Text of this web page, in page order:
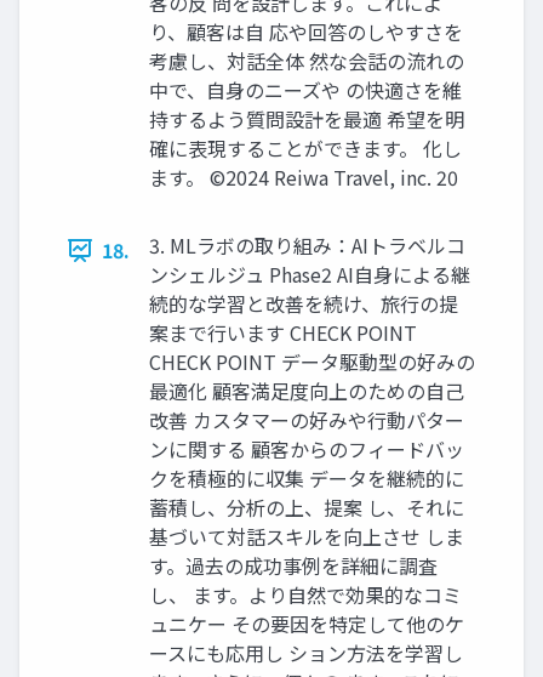
り、顧客は⾃ 応や回答のしやすさを
考慮し、対話全体 然な会話の流れの
中で、⾃⾝のニーズや の快適さを維
持するよう質問設計を最適 希望を明
確に表現することができます。 化し
ます。 ©2024 Reiwa Travel, inc. 20
18.
3. MLラボの取り組み：AIトラベルコ
ンシェルジュ Phase2 AI⾃⾝による継
続的な学習と改善を続け、旅⾏の提
案まで⾏います CHECK POINT
CHECK POINT データ駆動型の好みの
最適化 顧客満⾜度向上のための⾃⼰
改善 カスタマーの好みや⾏動パター
ンに関する 顧客からのフィードバッ
クを積極的に収集 データを継続的に
蓄積し、分析の上、提案 し、それに
基づいて対話スキルを向上させ しま
す。過去の成功事例を詳細に調査
し、 ます。より⾃然で効果的なコミ
ュニケー その要因を特定して他のケ
ースにも応⽤し ション⽅法を学習し